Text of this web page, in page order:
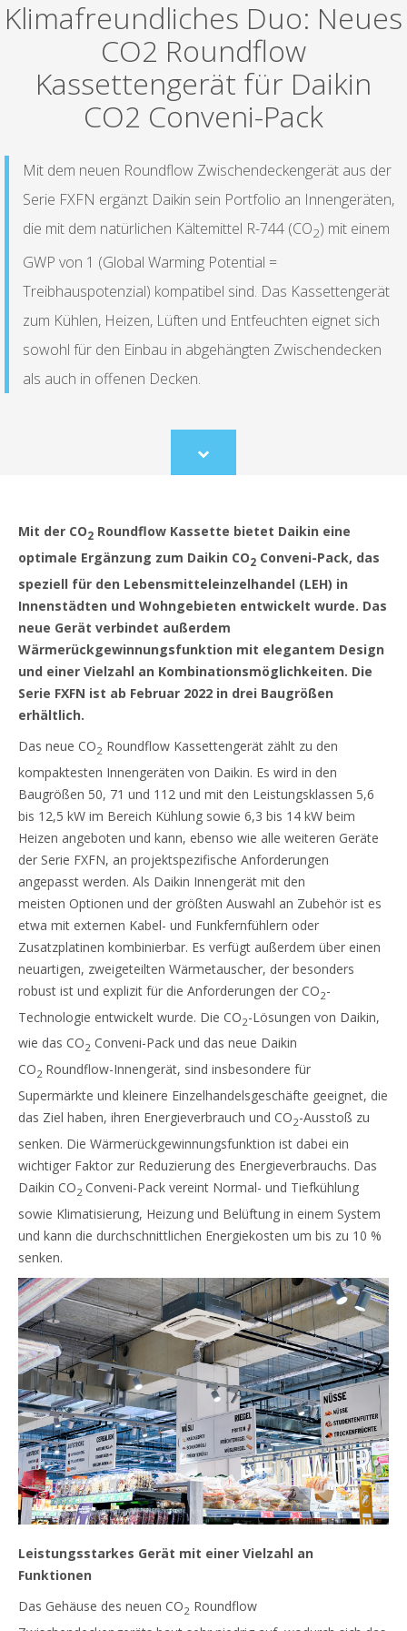
Klimafreundliches Duo: Neues
CO2 Roundflow
Kassettengerät für Daikin
CO2 Conveni-Pack
Mit dem neuen Roundflow Zwischendeckengerät aus der
Serie FXFN ergänzt Daikin sein Portfolio an Innengeräten,
die mit dem natürlichen Kältemittel R-744 (CO2) mit einem
GWP von 1 (Global Warming Potential =
Treibhauspotenzial) kompatibel sind. Das Kassettengerät
zum Kühlen, Heizen, Lüften und Entfeuchten eignet sich
sowohl für den Einbau in abgehängten Zwischendecken
als auch in offenen Decken.
Scroll
to
Mit der CO2 Roundflow Kassette bietet Daikin eine
optimale Ergänzung zum Daikin CO2 Conveni-Pack, das
speziell für den Lebensmitteleinzelhandel (LEH) in
Innenstädten und Wohngebieten entwickelt wurde. Das
neue Gerät verbindet außerdem
Wärmerückgewinnungsfunktion mit elegantem Design
und einer Vielzahl an Kombinationsmöglichkeiten. Die
Serie FXFN ist ab Februar 2022 in drei Baugrößen
erhältlich.
Das neue CO2 Roundflow Kassettengerät zählt zu den
kompaktesten Innengeräten von Daikin. Es wird in den
Baugrößen 50, 71 und 112 und mit den Leistungsklassen 5,6
bis 12,5 kW im Bereich Kühlung sowie 6,3 bis 14 kW beim
Heizen angeboten und kann, ebenso wie alle weiteren Geräte
der Serie FXFN, an projektspezifische Anforderungen
angepasst werden. Als Daikin Innengerät mit den
meisten Optionen und der größten Auswahl an Zubehör ist es
etwa mit externen Kabel- und Funkfernfühlern oder
Zusatzplatinen kombinierbar. Es verfügt außerdem über einen
neuartigen, zweigeteilten Wärmetauscher, der besonders
robust ist und explizit für die Anforderungen der CO2-
Technologie entwickelt wurde. Die CO2-Lösungen von Daikin,
wie das CO2 Conveni-Pack und das neue Daikin
CO2 Roundflow-Innengerät, sind insbesondere für
Supermärkte und kleinere Einzelhandelsgeschäfte geeignet, die
das Ziel haben, ihren Energieverbrauch und CO2-Ausstoß zu
senken. Die Wärmerückgewinnungsfunktion ist dabei ein
wichtiger Faktor zur Reduzierung des Energieverbrauchs. Das
Daikin CO2 Conveni-Pack vereint Normal- und Tiefkühlung
sowie Klimatisierung, Heizung und Belüftung in einem System
und kann die durchschnittlichen Energiekosten um bis zu 10 %
senken.
Leistungsstarkes Gerät mit einer Vielzahl an
Funktionen
Das Gehäuse des neuen CO2 Roundflow